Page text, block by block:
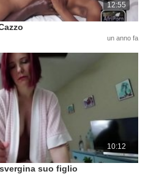
12:55
un anno fa
10:12
suo figlio